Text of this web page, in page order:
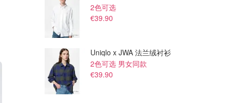
2色可选
€39.90
Uniqlo x JWA 法兰绒衬衫
2色可选 男女同款
€39.90